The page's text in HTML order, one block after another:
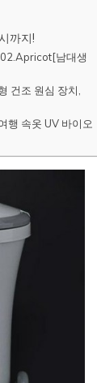
까지!
02.Apricot[남대생
건조 원심 장치,
행 속옷 UV 바이오